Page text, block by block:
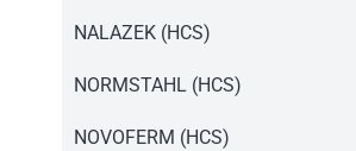
Instrukcja pilot T4.pdf
NALAZEK (HCS)
Instrukcja pilot T4.pdf
NORMSTAHL (HCS)
Instrukcja pilot T4.pdf
NOVOFERM (HCS)